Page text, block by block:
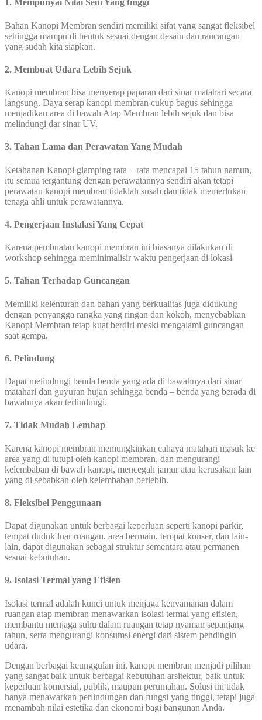
1. Mempunyai Nilai Seni Yang tinggi
Bahan Kanopi Membran sendiri memiliki sifat yang sangat fleksibel
sehingga mampu di bentuk sesuai dengan desain dan rancangan
yang sudah kita siapkan.
2. Membuat Udara Lebih Sejuk
Kanopi membran bisa menyerap paparan dari sinar matahari secara
langsung. Daya serap kanopi membran cukup bagus sehingga
menjadikan area di bawah Atap Membran lebih sejuk dan bisa
melindungi dar sinar UV.
3. Tahan Lama dan Perawatan Yang Mudah
Ketahanan Kanopi glamping rata – rata mencapai 15 tahun namun,
itu semua tergantung dengan perawatannya sendiri akan tetapi
perawatan kanopi membran tidaklah susah dan tidak memerlukan
tenaga ahli untuk perawatannya.
4. Pengerjaan Instalasi Yang Cepat
Karena pembuatan kanopi membran ini biasanya dilakukan di
workshop sehingga meminimalisir waktu pengerjaan di lokasi
5. Tahan Terhadap Guncangan
Memiliki kelenturan dan bahan yang berkualitas juga didukung
dengan penyangga rangka yang ringan dan kokoh, menyebabkan
Kanopi Membran tetap kuat berdiri meski mengalami guncangan
saat gempa.
6. Pelindung
Dapat melindungi benda benda yang ada di bawahnya dari sinar
matahari dan guyuran hujan sehingga benda – benda yang berada di
bawahnya akan terlindungi.
7. Tidak Mudah Lembap
Karena kanopi membran memungkinkan cahaya matahari masuk ke
area yang di tutupi oleh kanopi membran, dan mengurangi
kelembaban di bawah kanopi, mencegah jamur atau kerusakan lain
yang di sebabkan oleh kelembaban berlebih.
8. Fleksibel Penggunaan
Dapat digunakan untuk berbagai keperluan seperti kanopi parkir,
tempat duduk luar ruangan, area bermain, tempat konser, dan lain-
lain, dapat digunakan sebagai struktur sementara atau permanen
sesuai kebutuhan.
9. Isolasi Termal yang Efisien
Isolasi termal adalah kunci untuk menjaga kenyamanan dalam
ruangan atap membran menawarkan isolasi termal yang efisien,
membantu menjaga suhu dalam ruangan tetap nyaman sepanjang
tahun, serta mengurangi konsumsi energi dari sistem pendingin
udara.
Dengan berbagai keunggulan ini, kanopi membran menjadi pilihan
yang sangat baik untuk berbagai kebutuhan arsitektur, baik untuk
keperluan komersial, publik, maupun perumahan. Solusi ini tidak
hanya menawarkan perlindungan dan fungsi yang tinggi, tetapi juga
menambah nilai estetika dan ekonomi bagi bangunan Anda.